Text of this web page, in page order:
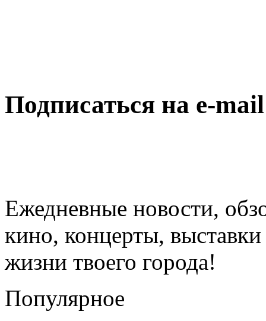
Подписаться на e-
Ежедневные новости,
кино, концерты,
жизни твоего города!
Популярное